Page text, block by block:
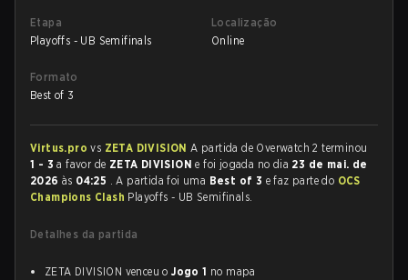
Etapa
Playoffs - UB Semifinals
Localização
Online
Formato
Best of 3
Virtus.provs ZETA DIVISIONA partida de Overwatch 2 terminou
1 - 3 a favor de ZETA DIVISIONe foi jogada no dia 23 de mai. de
2026 às 04:25 . A partida foi uma Best of 3 e faz parte do OCS
Champions Clash Playoffs - UB Semifinals.
Detalhes da partida
ZETA DIVISION venceu oJogo 1 no mapa